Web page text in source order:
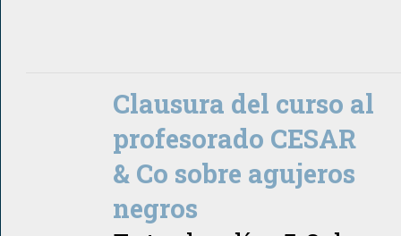
Clausura del curso al
profesorado CESAR
& Co sobre agujeros
negros